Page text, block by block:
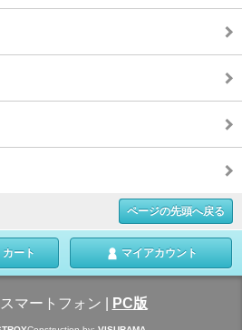
ページの先頭へ戻る
カート マイアカウント
スマートフォン PC版